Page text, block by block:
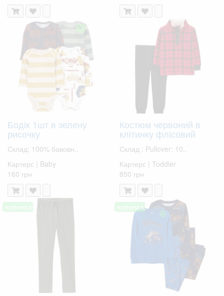
Бодік 1шт в зелену
рисочку
Склад: 100% бавовн..
Картерс | Baby
160 грн
Костюм червоний в
клітинку флісовий
Склад : Pullover: 10..
Картерс | Toddler
850 грн
новинка! новинка!